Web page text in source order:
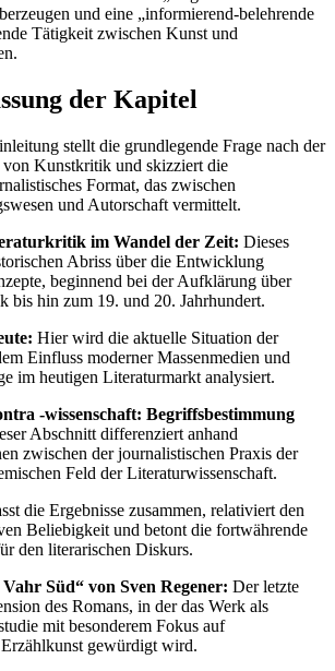
und eine „informierend-belehrende
Tätigkeit zwischen Kunst und
der Kapitel
stellt die grundlegende Frage nach der
von Kunstkritik und skizziert die
Format, das zwischen
und Autorschaft vermittelt.
im Wandel der Zeit: Dieses
Abriss über die Entwicklung
beginnend bei der Aufklärung über
bis hin zum 19. und 20. Jahrhundert.
Hier wird die aktuelle Situation der
Einfluss moderner Massenmedien und
im heutigen Literaturmarkt analysiert.
-wissenschaft: Begriffsbestimmung
Abschnitt differenziert anhand
zwischen der journalistischen Praxis der
Feld der Literaturwissenschaft.
die Ergebnisse zusammen, relativiert den
Beliebigkeit und betont die fortwährende
den literarischen Diskurs.
Vahr Süd“ von Sven Regener: Der letzte
des Romans, in der das Werk als
mit besonderem Fokus auf
gewürdigt wird.